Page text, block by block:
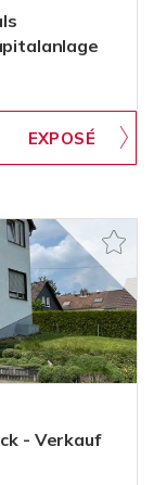
- Verkauf